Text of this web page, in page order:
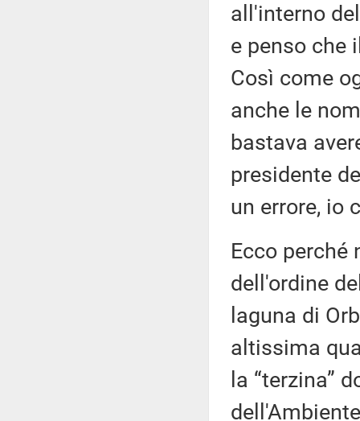
all'interno
e penso che
Così come
anche le
bastava
presidente
un errore, io
Ecco
dell'ordine
laguna di
altissima
la “terzina”